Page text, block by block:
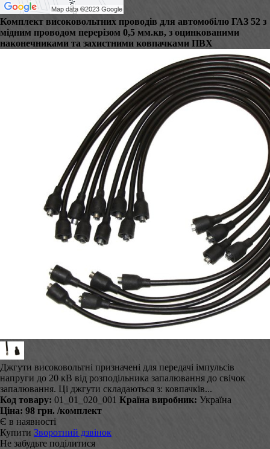
Комплект високовольтних проводів для автомобілю ГАЗ 52 з
мідним проводом перерізом 0,5 мм.кв, з оцинкованими
наконечниками та захистними ковпачками ПВХ
Джгути високовольтні призначені для передачі імпульсів
напруги до 20 кВ від розподільника запалювання до свічок
запалювання. Ці джгути складаються з: ковпачків...
Код товару: 01_01_020_001 Країна виробник: Україна
Ціна: 98 грн. /комплект
Є в наявності
Купити Зворотний дзвінок
Не забудьте поділитися